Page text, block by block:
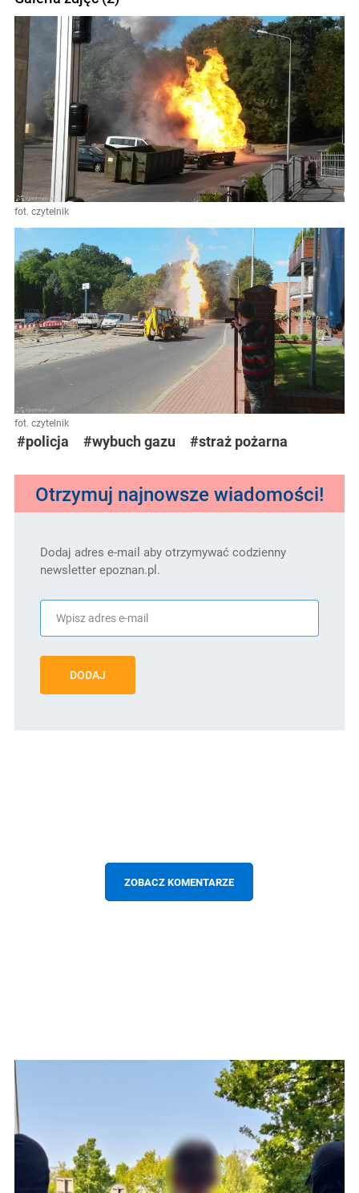
fot. czytelnik
fot. czytelnik
#policja #wybuch gazu #straż pożarna
Otrzymuj najnowsze wiadomości!
Dodaj adres e-mail aby otrzymywać codzienny
newsletter epoznan.pl.
DODAJ
ZOBACZ KOMENTARZE